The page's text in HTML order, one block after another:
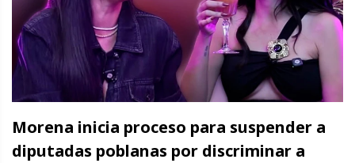
Morena inicia proceso para suspender a
diputadas poblanas por discriminar a